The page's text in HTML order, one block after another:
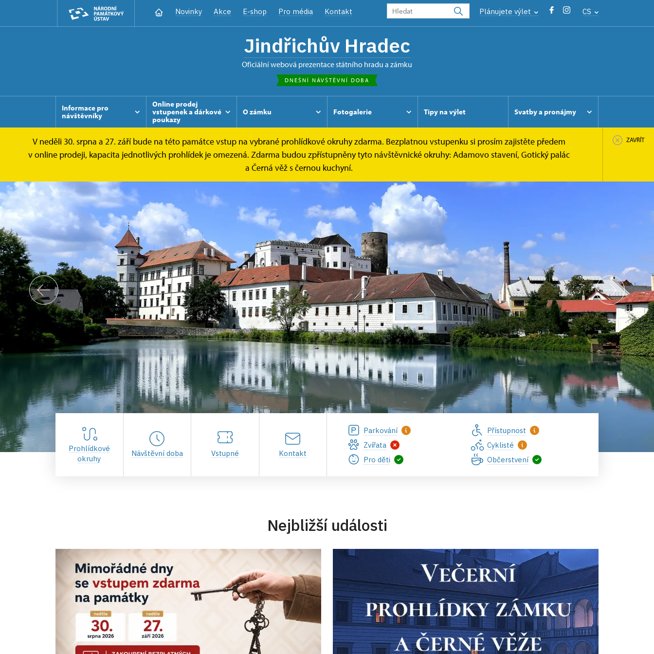
Novinky Akce E-shop Pro média Kontakt Plánujete výlet CS
Jindřichův Hradec
oficiální webová prezentace státního hradu a zámku
DNEŠNÍ NÁVŠTĚVNÍ DOBA
Informace pro
návštěvníky
Online prodej
vstupenek a dárkové
poukazy
O zámku Fotogalerie Tipy na výlet Svatby a pronájmy
V neděli 30. srpna a 27. září bude na této památce vstup na vybrané prohlídkové okruhy zdarma. Bezplatnou vstupenku si prosím zajistěte předem
v online prodeji, kapacita jednotlivých prohlídek je omezená. Zdarma budou zpřístupněny tyto návštěvnické okruhy: Adamovo stavení, Gotický palác
a Černá věž s černou kuchyní.
ZAVŘÍT
Prohlídkové
okruhy
Návštěvní doba Vstupné Kontakt
Parkování
Přístupnost
Zvířata
Cyklisté
Pro děti
Občerstvení
Nejbližší události